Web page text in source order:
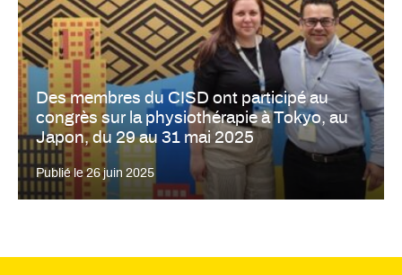
Des membres du CISD ont participé au
congrès sur la physiothérapie à Tokyo, au
Japon, du 29 au 31 mai 2025
Publié le26 juin 2025